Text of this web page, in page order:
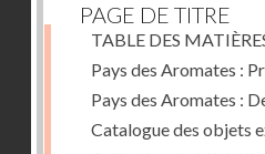
PAGE DE TITRE
TABLE DES
Pays des Aromates :
Pays des Aromates :
Catalogue des objets